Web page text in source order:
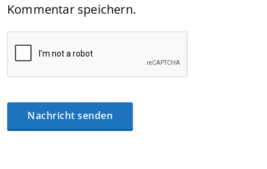
Kommentar speichern.